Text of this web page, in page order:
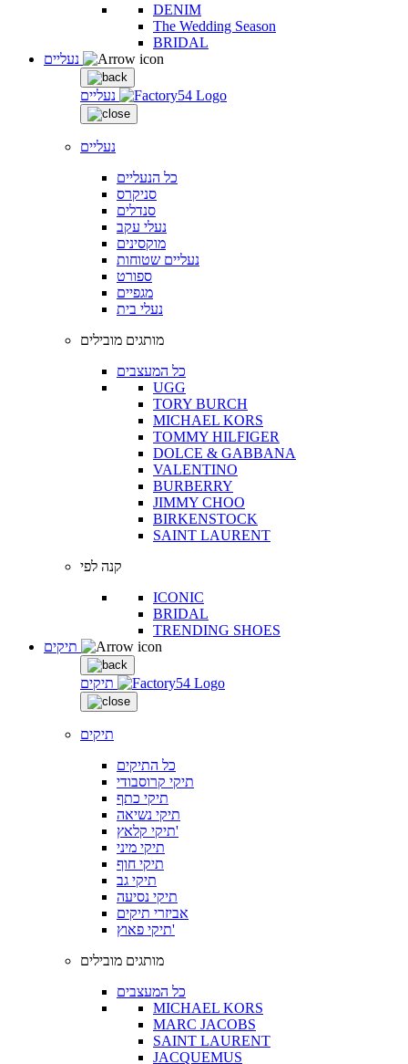
DENIM
The Wedding Season
BRIDAL
נעליים
נעליים
כל הנעליים
סניקרס
סנדלים
נעלי עקב
מוקסינים
נעליים שטוחות
ספורט
מגפיים
נעלי בית
מותגים מובילים
כל המעצבים
UGG
TORY BURCH
MICHAEL KORS
TOMMY HILFIGER
DOLCE & GABBANA
VALENTINO
BURBERRY
JIMMY CHOO
BIRKENSTOCK
SAINT LAURENT
קנה לפי
ICONIC
BRIDAL
TRENDING SHOES
תיקים
תיקים
כל התיקים
תיקי קרוסבודי
תיקי כתף
תיקי נשיאה
תיקי קלאץ'
תיקי מיני
תיקי חוף
תיקי גב
תיקי נסיעה
אביזרי תיקים
תיקי פאוץ'
מותגים מובילים
כל המעצבים
MICHAEL KORS
MARC JACOBS
SAINT LAURENT
JACQUEMUS